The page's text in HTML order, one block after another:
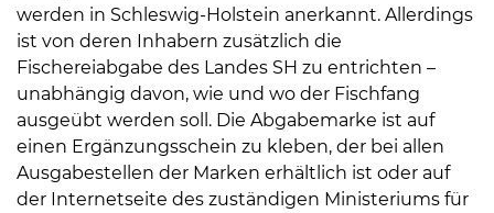
werden in Schleswig-Holstein anerkannt. Allerdings
ist von deren Inhabern zusätzlich die
Fischereiabgabe des Landes SH zu entrichten –
unabhängig davon, wie und wo der Fischfang
ausgeübt werden soll. Die Abgabemarke ist auf
einen Ergänzungsschein zu kleben, der bei allen
Ausgabestellen der Marken erhältlich ist oder auf
der Internetseite des zuständigen Ministeriums für